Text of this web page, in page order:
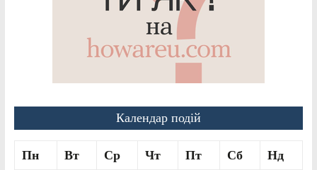
Календар подій
Пн Вт Ср Чт Пт Сб Нд